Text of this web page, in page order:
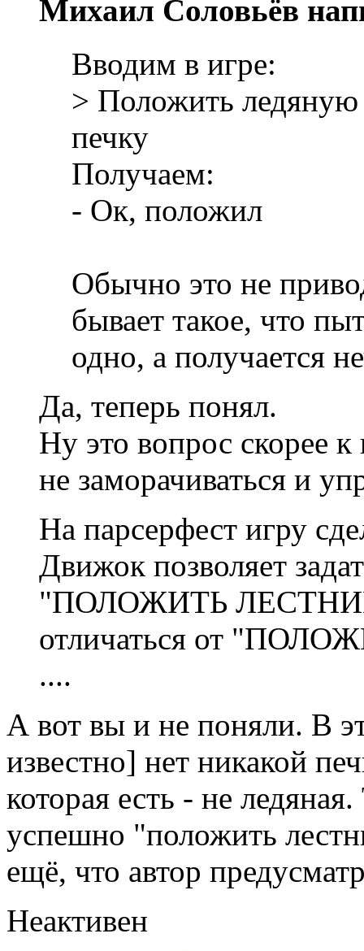
Михаил Соловьёв
Вводим в игре:
> Положить
печку
Получаем:
- Ок, положил
Обычно это не
бывает такое, что
одно, а получается
Да, теперь понял.
Ну это вопрос скорее
не заморачиваться и
На парсерфест игру
Движок позволяет
"ПОЛОЖИТЬ
отличаться от
....
А вот вы и не поняли. В
известно] нет никакой
которая есть - не
успешно "положить
ещё, что автор
Неактивен